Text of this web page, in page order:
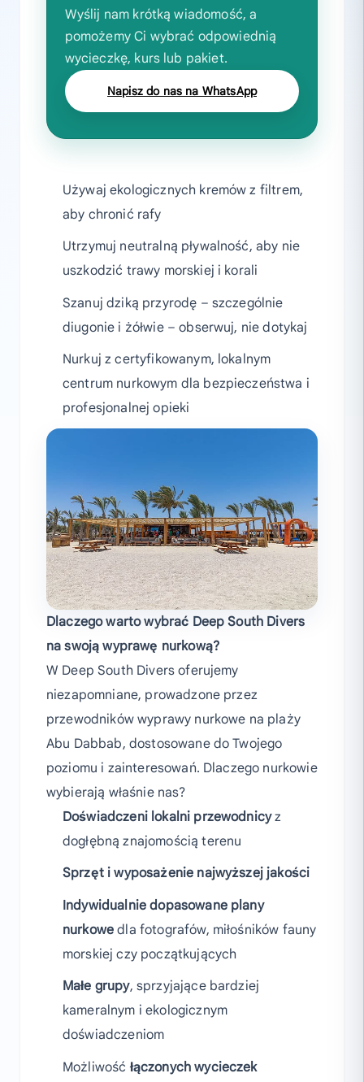
Wyślij nam krótką wiadomość, a
pomożemy Ci wybrać odpowiednią
wycieczkę, kurs lub pakiet.
Napisz do nas na WhatsApp
Używaj ekologicznych kremów z filtrem,
aby chronić rafy
Utrzymuj neutralną pływalność, aby nie
uszkodzić trawy morskiej i korali
Szanuj dziką przyrodę – szczególnie
diugonie i żółwie – obserwuj, nie dotykaj
Nurkuj z certyfikowanym, lokalnym
centrum nurkowym dla bezpieczeństwa i
profesjonalnej opieki
Dlaczego warto wybrać Deep South Divers
na swoją wyprawę nurkową?
W Deep South Divers oferujemy
niezapomniane, prowadzone przez
przewodników wyprawy nurkowe na plaży
Abu Dabbab, dostosowane do Twojego
poziomu i zainteresowań. Dlaczego nurkowie
wybierają właśnie nas?
Doświadczeni lokalni przewodnicyz
dogłębną znajomością terenu
Sprzęt i wyposażenie najwyższej jakości
Indywidualnie dopasowane plany
nurkowe dla fotografów, miłośników fauny
morskiej czy początkujących
Małe grupy, sprzyjające bardziej
kameralnym i ekologicznym
doświadczeniom
Możliwośćłączonych wycieczek